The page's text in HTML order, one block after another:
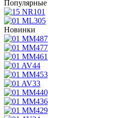
Популярные
Новинки